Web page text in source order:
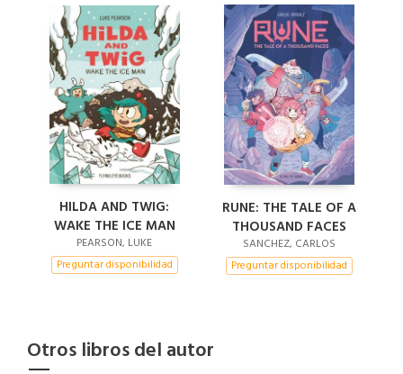
HILDA AND TWIG:
WAKE THE ICE MAN
PEARSON, LUKE
Preguntar disponibilidad
RUNE: THE TALE OF A
THOUSAND FACES
SANCHEZ, CARLOS
Preguntar disponibilidad
Otros libros del autor